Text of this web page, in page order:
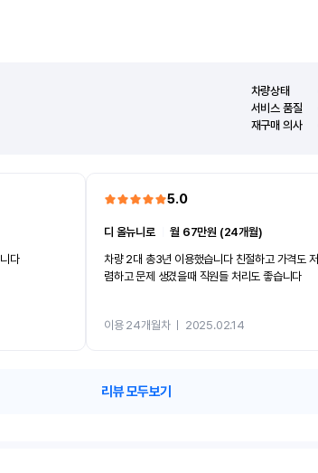
차량상태
서비스 품질
재구매 의사
다
5.0
디 올뉴니로ㅣ월 67만원 (24개월)
차량 2대 총3년 이용했습니다 친절하고 가격도 저
렴하고 문제 생겼을때 직원들 처리도 좋습니다
이용 24개월차ㅣ 2025.02.14
리뷰 모두보기